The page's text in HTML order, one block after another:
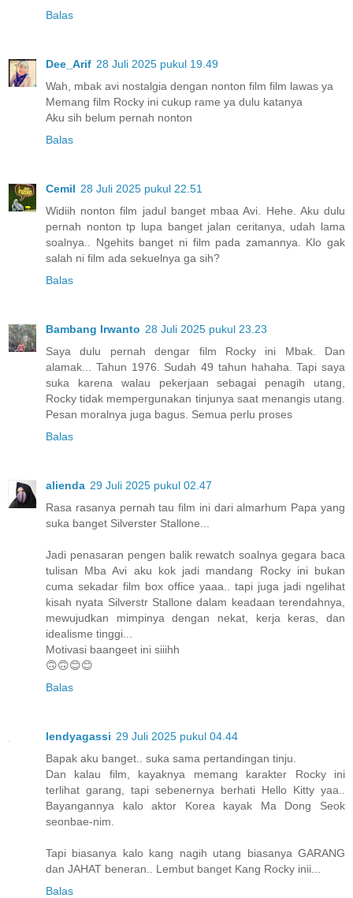
Balas
Dee_Arif 28 Juli 2025 pukul 19.49
Wah, mbak avi nostalgia dengan nonton film film lawas ya
Memang film Rocky ini cukup rame ya dulu katanya
Aku sih belum pernah nonton
Balas
Cemil 28 Juli 2025 pukul 22.51
Widiih nonton film jadul banget mbaa Avi. Hehe. Aku dulu
pernah nonton tp lupa banget jalan ceritanya, udah lama
soalnya.. Ngehits banget ni film pada zamannya. Klo gak
salah ni film ada sekuelnya ga sih?
Balas
Bambang Irwanto 28 Juli 2025 pukul 23.23
Saya dulu pernah dengar film Rocky ini Mbak. Dan
alamak... Tahun 1976. Sudah 49 tahun hahaha. Tapi saya
suka karena walau pekerjaan sebagai penagih utang,
Rocky tidak mempergunakan tinjunya saat menangis utang.
Pesan moralnya juga bagus. Semua perlu proses
Balas
alienda 29 Juli 2025 pukul 02.47
Rasa rasanya pernah tau film ini dari almarhum Papa yang
suka banget Silverster Stallone...
Jadi penasaran pengen balik rewatch soalnya gegara baca
tulisan Mba Avi aku kok jadi mandang Rocky ini bukan
cuma sekadar film box office yaaa.. tapi juga jadi ngelihat
kisah nyata Silverstr Stallone dalam keadaan terendahnya,
mewujudkan mimpinya dengan nekat, kerja keras, dan
idealisme tinggi...
Motivasi baangeet ini siiihh
🙃🙃😊😊
Balas
lendyagassi 29 Juli 2025 pukul 04.44
Bapak aku banget.. suka sama pertandingan tinju.
Dan kalau film, kayaknya memang karakter Rocky ini
terlihat garang, tapi sebenernya berhati Hello Kitty yaa..
Bayangannya kalo aktor Korea kayak Ma Dong Seok
seonbae-nim.
Tapi biasanya kalo kang nagih utang biasanya GARANG
dan JAHAT beneran.. Lembut banget Kang Rocky inii...
Balas